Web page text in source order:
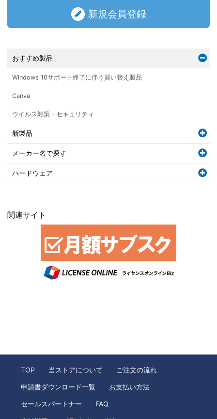
新規会員登録
おすすめ製品
Windows 10サポート終了に伴う買い替え製品
Canva
ウイルス対策・セキュリティ
新製品
メーカー名で探す
ハードウェア
関連サイト
TOP 当ストアについて ご注文の流れ
申請書ダウンロード一覧 お支払い方法
セールスパートナー FAQ